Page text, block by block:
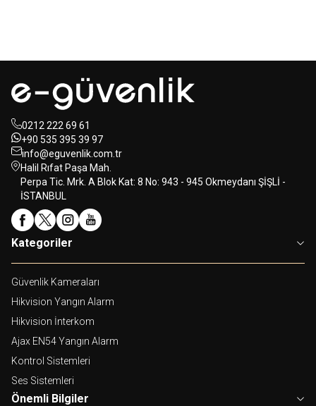
0212 222 69 61
+90 535 395 39 97
info@eguvenlik.com.tr
Halil Rıfat Paşa Mah.
Perpa Tic. Mrk. A Blok Kat: 8 No: 943 - 945 Okmeydanı ŞİŞLİ -
İSTANBUL
Kategoriler
Güvenlik Kameraları
Hikvision Yangın Alarm
Hikvision İnterkom
Ajax EN54 Yangın Alarm
Kontrol Sistemleri
Ses Sistemleri
Önemli Bilgiler